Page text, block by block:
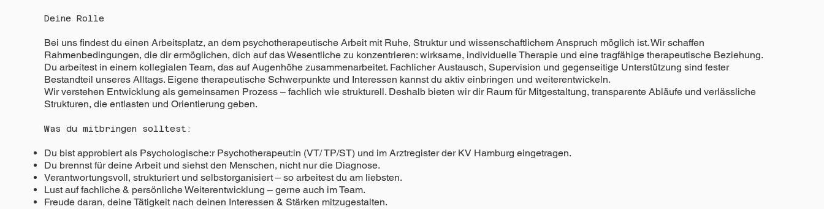
Deine Rolle
Bei uns findest du einen Arbeitsplatz, an dem psychotherapeutische Arbeit mit Ruhe, Struktur und wissenschaftlichem Anspruch möglich ist. Wir schaffen
Rahmenbedingungen, die dir ermöglichen, dich auf das Wesentliche zu konzentrieren: wirksame, individuelle Therapie und eine tragfähige therapeutische Beziehung.
Du arbeitest in einem kollegialen Team, das auf Augenhöhe zusammenarbeitet. Fachlicher Austausch, Supervision und gegenseitige Unterstützung sind fester
Bestandteil unseres Alltags. Eigene therapeutische Schwerpunkte und Interessen kannst du aktiv einbringen und weiterentwickeln.
Wir verstehen Entwicklung als gemeinsamen Prozess – fachlich wie strukturell. Deshalb bieten wir dir Raum für Mitgestaltung, transparente Abläufe und verlässliche
Strukturen, die entlasten und Orientierung geben.
Was du mitbringen solltest:
Du bist approbiert als Psychologische:r Psychotherapeut:in (VT/ TP/ST) und im Arztregister der KV Hamburg eingetragen.
Du brennst für deine Arbeit und siehst den Menschen, nicht nur die Diagnose.
Verantwortungsvoll, strukturiert und selbstorganisiert – so arbeitest du am liebsten.
Lust auf fachliche & persönliche Weiterentwicklung – gerne auch im Team.
Freude daran, deine Tätigkeit nach deinen Interessen & Stärken mitzugestalten.